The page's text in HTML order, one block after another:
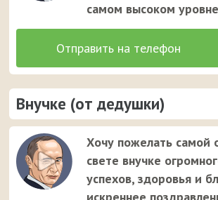
самом высоком
Внучке (от дедушки)
Хочу пожелать самой
свете внучке
успехов, здоровья и